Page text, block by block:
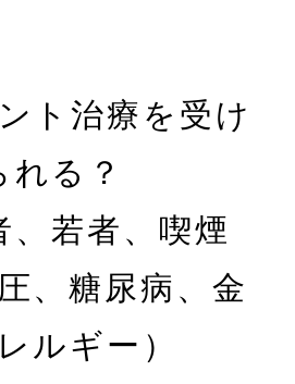
ト治療を受け
れる？
、若者、喫煙
、糖尿病、金
ルギー）